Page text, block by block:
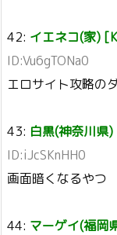
42: イエネコ(家)
ID:Vu6gTONa0
エロサイト攻略の
43: 白黒(神奈川県
ID:iJcSKnHH0
画面暗くなるやつ
44: マーゲイ(福岡